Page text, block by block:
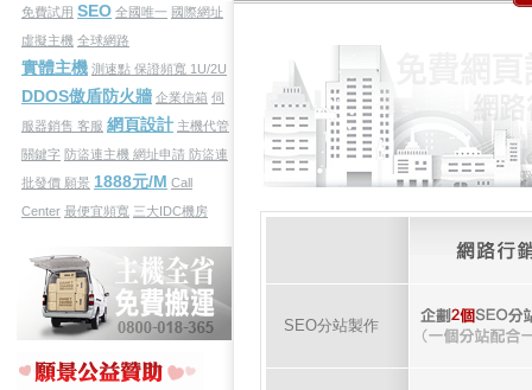
免費試用 SEO 全國唯一 國際網址
虛擬主機 全球網路
實體主機 測速點 保證頻寬 1U/2U
DDOS傲盾防火牆 企業信箱 伺
服器銷售 客服 網頁設計 主機代管
關鍵字 防盜連主機 網址申請 防盜連
批發價 願景 1888元/M Call
Center 最便宜頻寬 三大IDC機房
SEO分站製作